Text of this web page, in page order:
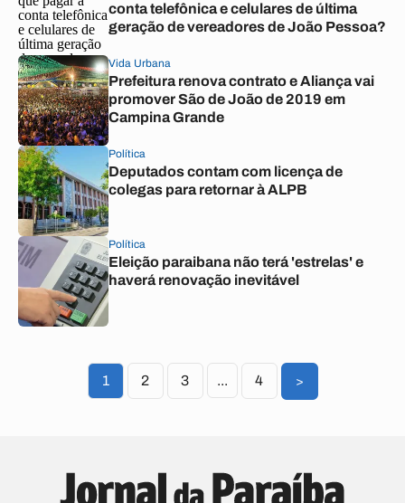
conta telefônica e celulares de última
geração de vereadores de João Pessoa?
Vida Urbana
Prefeitura renova contrato e Aliança vai
promover São de João de 2019 em
Campina Grande
Política
Deputados contam com licença de
colegas para retornar à ALPB
Política
Eleição paraibana não terá 'estrelas' e
haverá renovação inevitável
1 2 3 ... 4 >